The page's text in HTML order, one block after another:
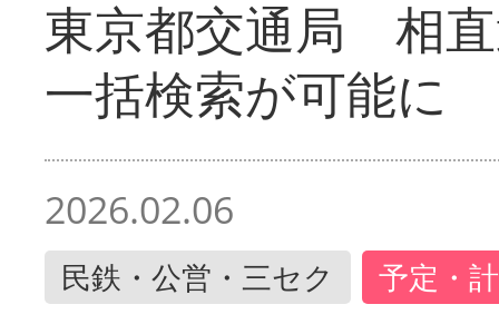
東京都交通局 相
一括検索が可能に
2026.02.06
民鉄・公営・三セク 予定・